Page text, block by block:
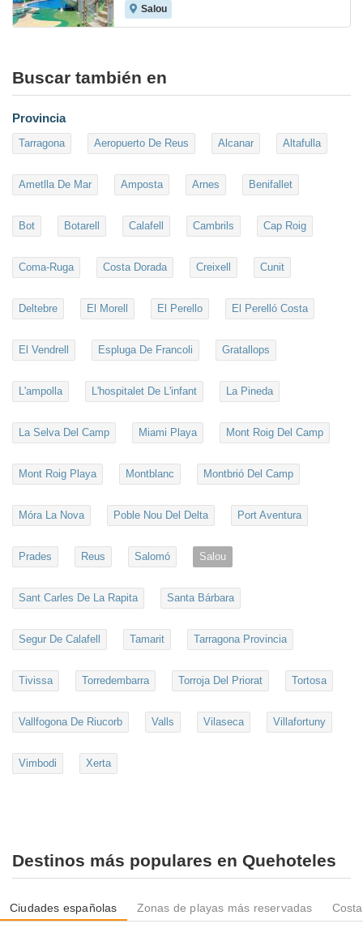
Salou
Buscar también en
Provincia
Tarragona Aeropuerto De Reus Alcanar Altafulla
Ametlla De Mar Amposta Arnes Benifallet
Bot Botarell Calafell Cambrils Cap Roig
Coma-Ruga Costa Dorada Creixell Cunit
Deltebre El Morell El Perello El Perelló Costa
El Vendrell Espluga De Francoli Gratallops
L'ampolla L'hospitalet De L'infant La Pineda
La Selva Del Camp Miami Playa Mont Roig Del Camp
Mont Roig Playa Montblanc Montbrió Del Camp
Móra La Nova Poble Nou Del Delta Port Aventura
Prades Reus Salomó Salou
Sant Carles De La Rapita Santa Bárbara
Segur De Calafell Tamarit Tarragona Provincia
Tivissa Torredembarra Torroja Del Priorat Tortosa
Vallfogona De Riucorb Valls Vilaseca Villafortuny
Vimbodi Xerta
Destinos más populares en Quehoteles
Ciudades españolas Zonas de playas más reservadas